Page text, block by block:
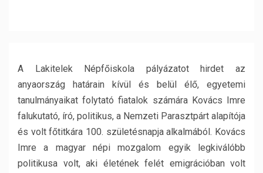
A Lakitelek Népfőiskola pályázatot hirdet az
anyaország határain kívül és belül élő, egyetemi
tanulmányaikat folytató fiatalok számára Kovács Imre
falukutató, író, politikus, a Nemzeti Parasztpárt alapítója
és volt főtitkára 100. születésnapja alkalmából. Kovács
Imre a magyar népi mozgalom egyik legkiválóbb
politikusa volt, aki életének felét emigrációban volt